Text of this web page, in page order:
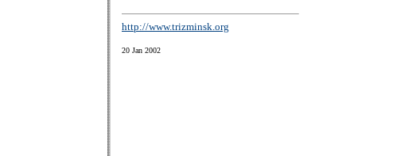
http://www.trizminsk.org
20 Jan 2002